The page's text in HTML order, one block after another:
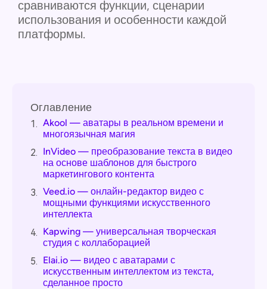
сравниваются функции, сценарии
использования и особенности каждой
платформы.
Оглавление
1. Akool — аватары в реальном времени и
многоязычная магия
2. InVideo — преобразование текста в видео
на основе шаблонов для быстрого
маркетингового контента
3. Veed.io — онлайн-редактор видео с
мощными функциями искусственного
интеллекта
4. Kapwing — универсальная творческая
студия с коллаборацией
5. Elai.io — видео с аватарами с
искусственным интеллектом из текста,
сделанное просто